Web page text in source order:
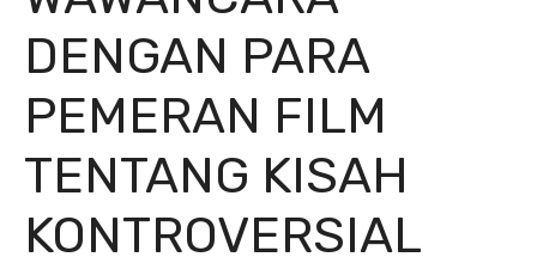
DENGAN PARA
PEMERAN FILM
TENTANG KISAH
KONTROVERSIAL